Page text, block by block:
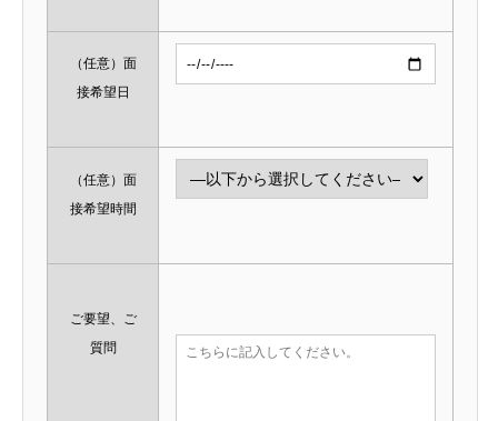
（任意） 面
接希望日
（任意） 面
接希望時間
ご要望、ご
質問